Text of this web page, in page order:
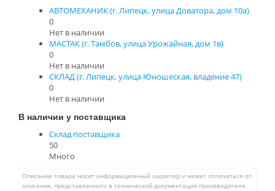
АВТОМЕХАНИК (г. Липецк, улица Доватора, дом 10а)
0
Нет в наличии
МАСТАК (г. Тамбов, улица Урожайная, дом 1в)
0
Нет в наличии
СКЛАД (г. Липецк, улица Юношеская, владение 47)
0
Нет в наличии
В наличии у поставщика
Склад поставщика
50
Много
Описание товара носит информационный характер и может отличаться от
описания, представленного в технической документации производителя.